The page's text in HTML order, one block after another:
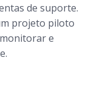
de suporte.
projeto piloto
e